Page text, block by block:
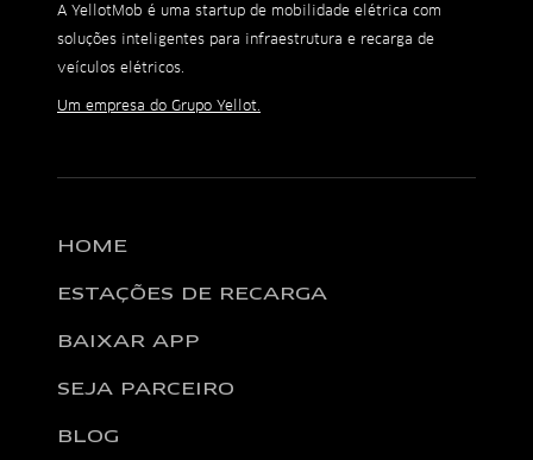
A YellotMob é uma startup de mobilidade elétrica com
soluções inteligentes para infraestrutura e recarga de
veículos elétricos.
Um empresa do Grupo Yellot.
HOME
ESTAÇÕES DE RECARGA
BAIXAR APP
SEJA PARCEIRO
BLOG